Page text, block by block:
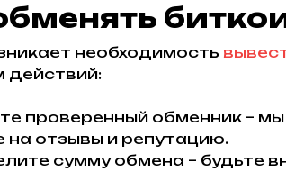
необходимость
действий:
проверенный обменник –
на отзывы и репутацию.
сумму обмена – будьте